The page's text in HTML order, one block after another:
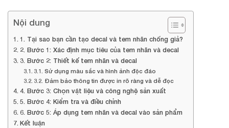
Nội dung
1. Tại sao bạn cần tạo decal và tem nhãn chống giả?
2. Bước 1: Xác định mục tiêu của tem nhãn và decal
3. Bước 2: Thiết kế tem nhãn và decal
3.1. Sử dụng màu sắc và hình ảnh độc đáo
3.2. Đảm bảo thông tin được in rõ ràng và dễ đọc
4. Bước 3: Chọn vật liệu và công nghệ sản xuất
5. Bước 4: Kiểm tra và điều chỉnh
6. Bước 5: Áp dụng tem nhãn và decal vào sản phẩm
Kết luận